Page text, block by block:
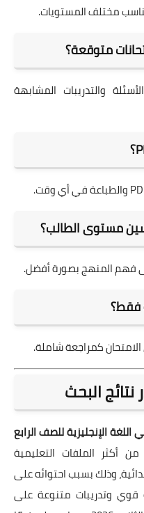
مختلف المستويات.
متوقعة؟
والتدريبات المشابهة
مستوى الطالب؟
فهم المنهج بصورة أفضل.
فقط؟
كمراجعة شاملة.
البحث
الإنجليزية للصف الرابع
من أكثر الملفات التعليمية
وذلك بسبب احتوائه على
قوي وتدريبات متنوعة على